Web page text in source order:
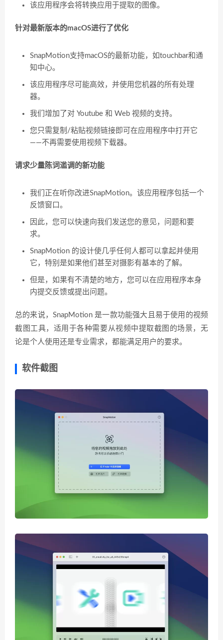
该应用程序会将转换应用于提取的图像。
针对最新版本的macOS进行了优化
SnapMotion支持macOS的最新功能，如touchbar和通
知中心。
该应用程序尽可能高效，并使用您机器的所有处理
器。
我们增加了对 Youtube 和 Web 视频的支持。
您只需复制/粘贴视频链接即可在应用程序中打开它
——不再需要使用视频下载器。
请求少量陈词滥调的新功能
我们正在听你改进SnapMotion。该应用程序包括一个
反馈窗口。
因此，您可以快速向我们发送您的意见，问题和要
求。
SnapMotion 的设计使几乎任何人都可以拿起并使用
它，特别是如果他们甚至对摄影有基本的了解。
但是，如果有不清楚的地方，您可以在应用程序本身
内提交反馈或提出问题。
总的来说，SnapMotion 是一款功能强大且易于使用的视频
截图工具，适用于各种需要从视频中提取截图的场景，无
论是个人使用还是专业需求，都能满足用户的要求。
软件截图